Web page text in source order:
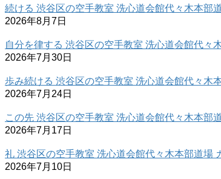
続ける 渋谷区の空手教室 洗心道会館代々木本部
2026年8月7日
自分を律する 渋谷区の空手教室 洗心道会館代々
2026年7月30日
歩み続ける 渋谷区の空手教室 洗心道会館代々木
2026年7月24日
この先 渋谷区の空手教室 洗心道会館代々木本部
2026年7月17日
礼 渋谷区の空手教室 洗心道会館代々木本部道場
2026年7月10日